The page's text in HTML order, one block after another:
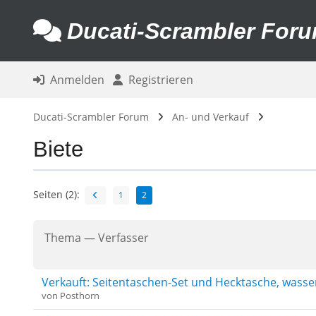
Ducati-Scrambler
Anmelden Registrieren
Ducati-Scrambler Forum An- und Verkauf
Biete
Seiten (2): 1 2
Thema —Verfasser
Verkauft: Seitentaschen-Set und Hecktasche,
von Posthorn